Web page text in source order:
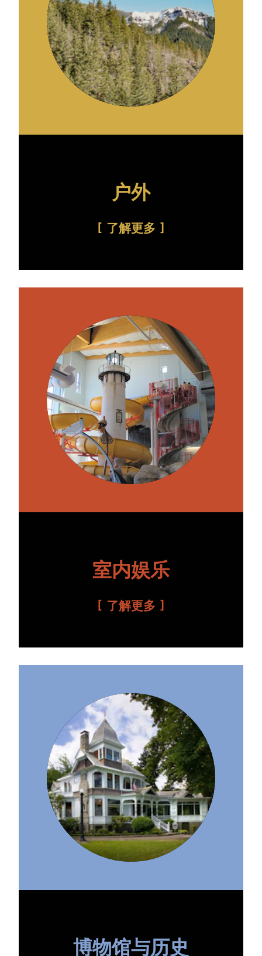
户外
了解更多
室内娱乐
了解更多
博物馆与历史